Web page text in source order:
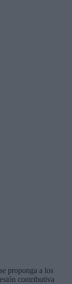
proponga a los
contributiva